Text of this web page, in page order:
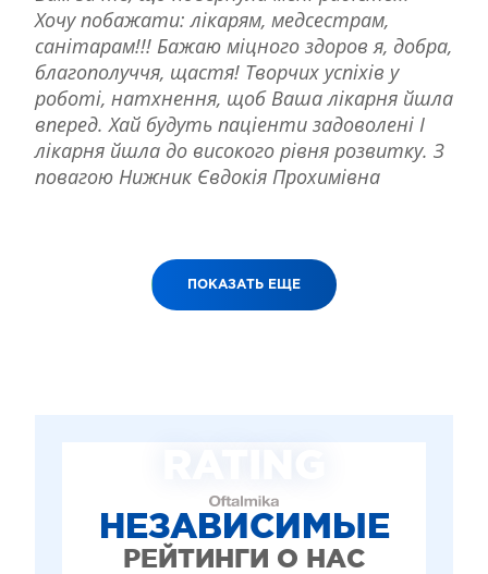
Хочу побажати: лікарям, медсестрам,
санітарам!!! Бажаю міцного здоров я, добра,
благополуччя, щастя! Творчих успіхів у
роботі, натхнення, щоб Ваша лікарня йшла
вперед. Хай будуть паціенти задоволені І
лікарня йшла до високого рівня розвитку. З
повагою Нижник Євдокія Прохимівна
ПОКАЗАТЬ ЕЩЕ
НЕЗАВИСИМЫЕ
РЕЙТИНГИ О НАС